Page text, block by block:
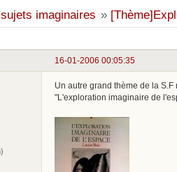
imaginaires »
16-01-2006 00:05:35
Un autre grand thème de la
"L'exploration imaginaire de